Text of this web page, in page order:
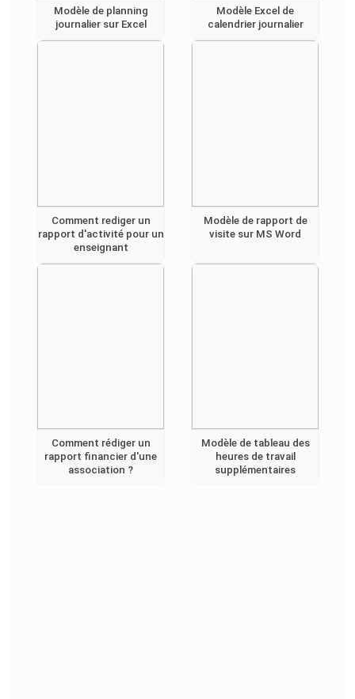
Modèle de planning
journalier sur Excel
Modèle Excel de
calendrier journalier
Comment rediger un
rapport d'activité pour un
enseignant
Modèle de rapport de
visite sur MS Word
Comment rédiger un
rapport financier d'une
association ?
Modèle de tableau des
heures de travail
supplémentaires